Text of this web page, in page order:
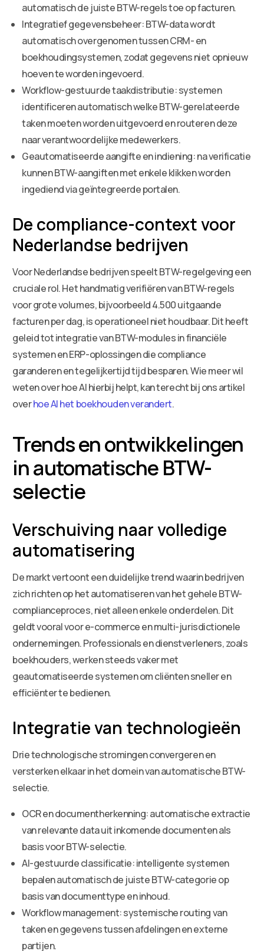
automatisch de juiste BTW-regels toe op facturen.
Integratief gegevensbeheer: BTW-data wordt
automatisch overgenomen tussen CRM- en
boekhoudingsystemen, zodat gegevens niet opnieuw
hoeven te worden ingevoerd.
Workflow-gestuurde taakdistributie: systemen
identificeren automatisch welke BTW-gerelateerde
taken moeten worden uitgevoerd en routeren deze
naar verantwoordelijke medewerkers.
Geautomatiseerde aangifte en indiening: na verificatie
kunnen BTW-aangiften met enkele klikken worden
ingediend via geïntegreerde portalen.
De compliance-context voor
Nederlandse bedrijven
Voor Nederlandse bedrijven speelt BTW-regelgeving een
cruciale rol. Het handmatig verifiëren van BTW-regels
voor grote volumes, bijvoorbeeld 4.500 uitgaande
facturen per dag, is operationeel niet houdbaar. Dit heeft
geleid tot integratie van BTW-modules in financiële
systemen en ERP-oplossingen die compliance
garanderen en tegelijkertijd tijd besparen. Wie meer wil
weten over hoe AI hierbij helpt, kan terecht bij ons artikel
overhoe AI het boekhouden verandert.
Trends en ontwikkelingen
in automatische BTW-
selectie
Verschuiving naar volledige
automatisering
De markt vertoont een duidelijke trend waarin bedrijven
zich richten op het automatiseren van het gehele BTW-
complianceproces, niet alleen enkele onderdelen. Dit
geldt vooral voor e-commerce en multi-jurisdictionele
ondernemingen. Professionals en dienstverleners, zoals
boekhouders, werken steeds vaker met
geautomatiseerde systemen om cliënten sneller en
efficiënter te bedienen.
Integratie van technologieën
Drie technologische stromingen convergeren en
versterken elkaar in het domein van automatische BTW-
selectie.
OCR en documentherkenning: automatische extractie
van relevante data uit inkomende documenten als
basis voor BTW-selectie.
AI-gestuurde classificatie: intelligente systemen
bepalen automatisch de juiste BTW-categorie op
basis van documenttype en inhoud.
Workflow management: systemische routing van
taken en gegevens tussen afdelingen en externe
partijen.